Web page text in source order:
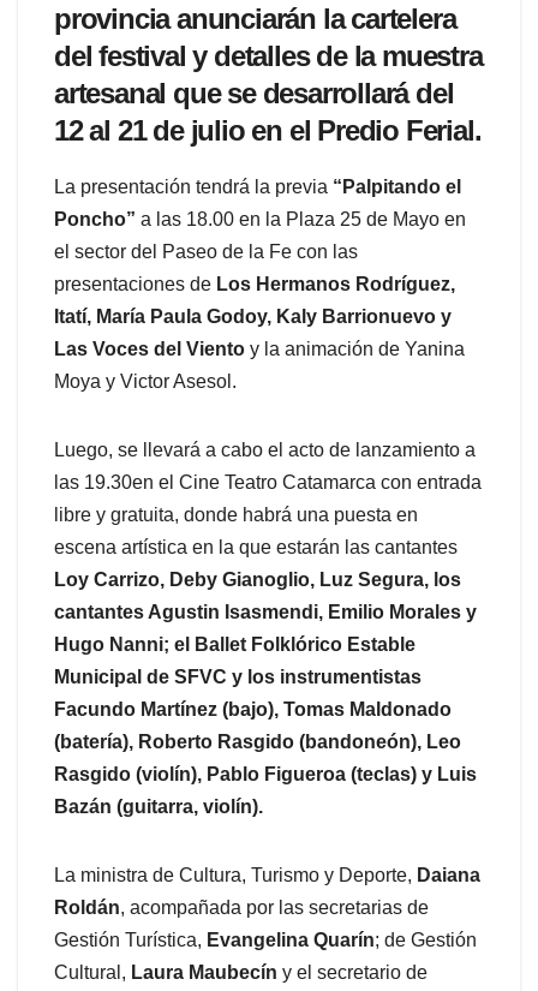
provincia anunciarán la cartelera
del festival y detalles de la muestra
artesanal que se desarrollará del
12 al 21 de julio en el Predio Ferial.
La presentación tendrá la previa “Palpitando el
Poncho” a las 18.00 en la Plaza 25 de Mayo en
el sector del Paseo de la Fe con las
presentaciones de Los Hermanos Rodríguez,
Itatí, María Paula Godoy, Kaly Barrionuevo y
Las Voces del Viento y la animación de Yanina
Moya y Victor Asesol.
Luego, se llevará a cabo el acto de lanzamiento a
las 19.30en el Cine Teatro Catamarca con entrada
libre y gratuita, donde habrá una puesta en
escena artística en la que estarán las cantantes
Loy Carrizo, Deby Gianoglio, Luz Segura, los
cantantes Agustin Isasmendi, Emilio Morales y
Hugo Nanni; el Ballet Folklórico Estable
Municipal de SFVC y los instrumentistas
Facundo Martínez (bajo), Tomas Maldonado
(batería), Roberto Rasgido (bandoneón), Leo
Rasgido (violín), Pablo Figueroa (teclas) y Luis
Bazán (guitarra, violín).
La ministra de Cultura, Turismo y Deporte, Daiana
Roldán, acompañada por las secretarias de
Gestión Turística, Evangelina Quarín; de Gestión
Cultural, Laura Maubecín y el secretario de